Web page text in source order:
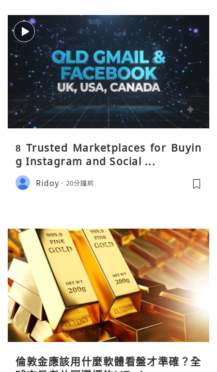
8 Trusted Marketplaces for Buyin
g Instagram and Social ...
Ridoy 20分鐘前
倫敦金應該用什麼軟體看盤才準確？全